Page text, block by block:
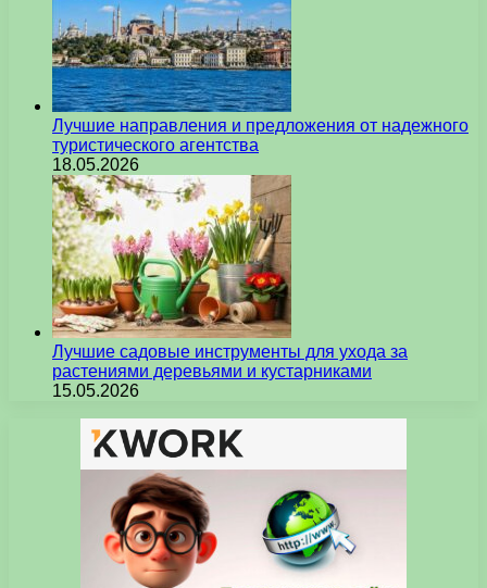
Лучшие направления и предложения от надежного
туристического агентства
18.05.2026
Лучшие садовые инструменты для ухода за
растениями деревьями и кустарниками
15.05.2026